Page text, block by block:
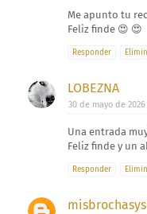
Me apunto tu
Feliz finde 😍 😍
Responder
LOBEZNA
30 de mayo de
Una entrada
Feliz finde y un
Responder